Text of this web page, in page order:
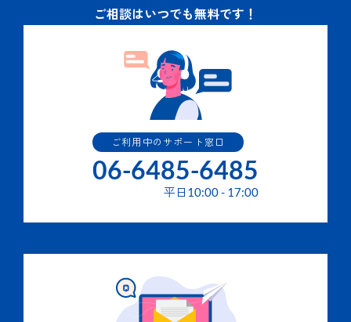
ご相談はいつでも無料です！
ご利用中のサポート窓口
06-6485-6485
平日 10:00- 17:00